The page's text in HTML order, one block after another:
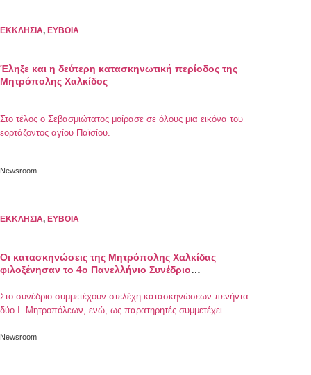
ΕΚΚΛΗΣΙΑ, ΕΥΒΟΙΑ
Έληξε και η δεύτερη κατασκηνωτική περίοδος της
Μητρόπολης Χαλκίδος
Στο τέλος ο Σεβασμιώτατος μοίρασε σε όλους μια εικόνα του
εορτάζοντος αγίου Παϊσίου.
Newsroom
ΕΚΚΛΗΣΙΑ, ΕΥΒΟΙΑ
Οι κατασκηνώσεις της Μητρόπολης Χαλκίδας
φιλοξένησαν το 4o Πανελλήνιο Συνέδριο
Στο συνέδριο συμμετέχουν στελέχη κατασκηνώσεων πενήντα
δύο Ι. Μητροπόλεων, ενώ, ως παρατηρητές συμμετέχει
Newsroom